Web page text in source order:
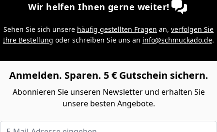
Wir helfen Ihnen gerne weiter!
Sehen Sie sich unsere häufig gestellten Fragen an, verfolgen Sie
Ihre Bestellung oder schreiben Sie uns an info@schmuckado.de.
Anmelden. Sparen. 5 € Gutschein sichern.
Abonnieren Sie unseren Newsletter und erhalten Sie
unsere besten Angebote.
E-Mail-Adresse eingeben